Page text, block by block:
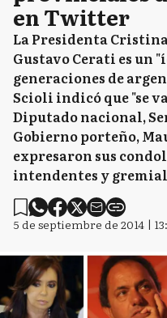
en Twitter
La Presidenta
Gustavo Cerati es un
generaciones de
Scioli indicó que "se
Diputado nacional,
Gobierno porteño,
expresaron sus
intendentes y
5 de septiembre de 2014 |